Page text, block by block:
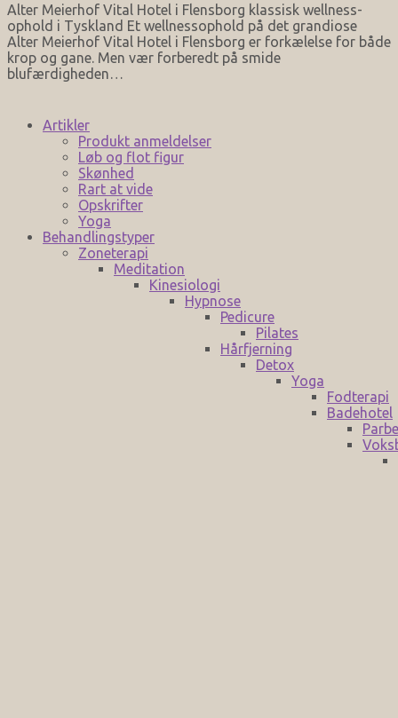
Alter Meierhof Vital Hotel i Flensborg klassisk wellness-
ophold i Tyskland Et wellnessophold på det grandiose
Alter Meierhof Vital Hotel i Flensborg er forkælelse for både
krop og gane. Men vær forberedt på smide
blufærdigheden…
Artikler
Produkt anmeldelser
Løb og flot figur
Skønhed
Rart at vide
Opskrifter
Yoga
Behandlingstyper
Zoneterapi
Meditation
Kinesiologi
Hypnose
Pedicure
Pilates
Hårfjerning
Detox
Yoga
Fodterapi
Badehotel